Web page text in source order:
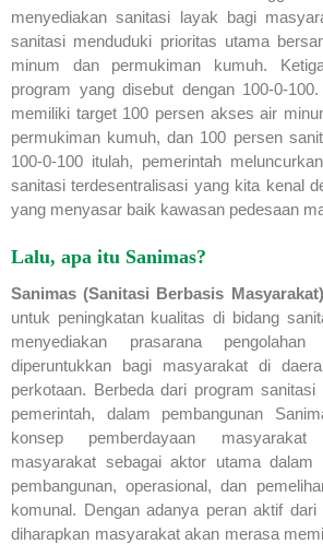
menyediakan sanitasi layak bagi
sanitasi menduduki prioritas utama
minum dan permukiman kumuh.
program yang disebut dengan 100-0-
memiliki target 100 persen akses air
permukiman kumuh, dan 100 persen
100-0-100 itulah, pemerintah
sanitasi terdesentralisasi yang kita kenal
yang menyasar baik kawasan pedesaan
Lalu, apa itu Sanimas?
Sanimas (Sanitasi Berbasis Masyarakat)
untuk peningkatan kualitas di bidang
menyediakan prasarana
diperuntukkan bagi masyarakat di
perkotaan. Berbeda dari program
pemerintah, dalam pembangunan
konsep pemberdayaan
masyarakat sebagai aktor utama dalam
pembangunan, operasional, dan
komunal. Dengan adanya peran aktif
diharapkan masyarakat akan merasa